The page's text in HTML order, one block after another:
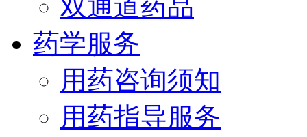
双通道药品
药学服务
用药咨询须知
用药指导服务